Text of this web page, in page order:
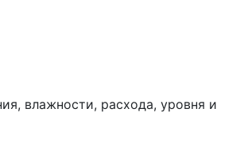
влажности, расхода, уровня и